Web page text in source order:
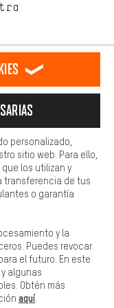
Programa de afiliados
Generales
de baterias
el contraste
e sin MwSt, más
.
la tienda con tu
a plataformas de redes
más contenido e
los productos adecuados.
usar nuestro sitio web.
personalizado,
sitio web. Para ello,
los utilizan y
transferencia de tus
o garantía
y la
Puedes revocar
el futuro. En este
algunas
Obtén más
aquí.